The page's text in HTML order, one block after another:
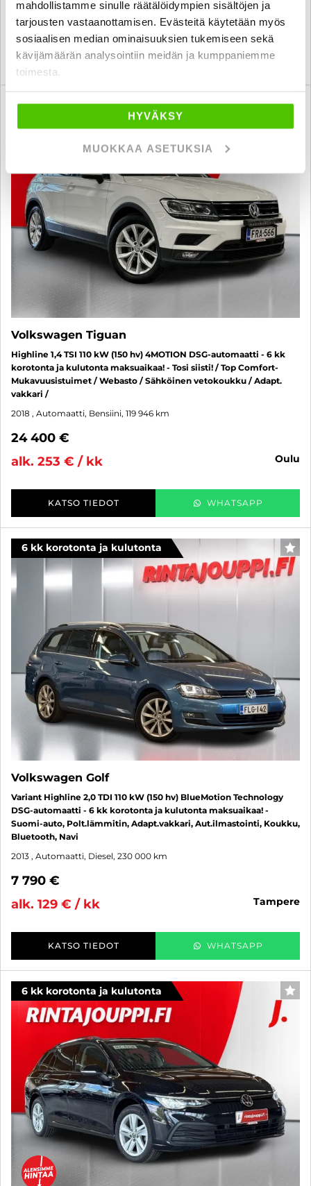
mahdollistamme sinulle räätälöidympien sisältöjen ja
tarjousten vastaanottamisen. Evästeitä käytetään myös
sosiaalisen median ominaisuuksien tukemiseen sekä
kävijämäärän analysointiin meidän ja kumppaniemme
toimesta.
HYVÄKSY
MUOKKAA ASETUKSIA
alk. 223 € / kk
KATSO TIEDOT WHATSAPP
6 kk korotonta ja kulutonta
Volkswagen Tiguan
Highline 1,4 TSI 110 kW (150 hv) 4MOTION DSG-automaatti - 6 kk
korotonta ja kulutonta maksuaikaa! - Tosi siisti! / Top Comfort-
Mukavuusistuimet / Webasto / Sähköinen vetokoukku / Adapt.
vakkari /
2018 , Automaatti, Bensiini, 119 946 km
24 400 €
alk. 253 € / kk
oulu
KATSO TIEDOT WHATSAPP
6 kk korotonta ja kulutonta
Volkswagen Golf
Variant Highline 2,0 TDI 110 kW (150 hv) BlueMotion Technology
DSG-automaatti - 6 kk korotonta ja kulutonta maksuaikaa! -
Suomi-auto, Polt.lämmitin, Adapt.vakkari, Aut.ilmastointi, Koukku,
Bluetooth, Navi
2013 , Automaatti, Diesel, 230 000 km
7 790 €
alk. 129 € / kk
tampere
KATSO TIEDOT WHATSAPP
6 kk korotonta ja kulutonta